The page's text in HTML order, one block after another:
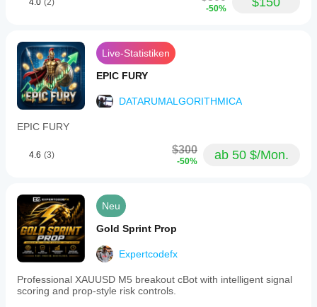
4.0 (2)
-50%
Live-Statistiken
EPIC FURY
DATARUMALGORITHMICA
EPIC FURY
4.6 (3) $300
-50% ab 50 $/Mon.
Neu
Gold Sprint Prop
Expertcodefx
Professional XAUUSD M5 breakout cBot with intelligent signal
scoring and prop-style risk controls.